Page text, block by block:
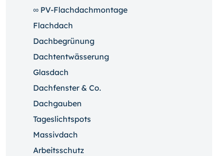
∞ PV-Flachdachmontage
Flachdach
Dachbegrünung
Dachtentwässerung
Glasdach
Dachfenster & Co.
Dachgauben
Tageslichtspots
Massivdach
Arbeitsschutz